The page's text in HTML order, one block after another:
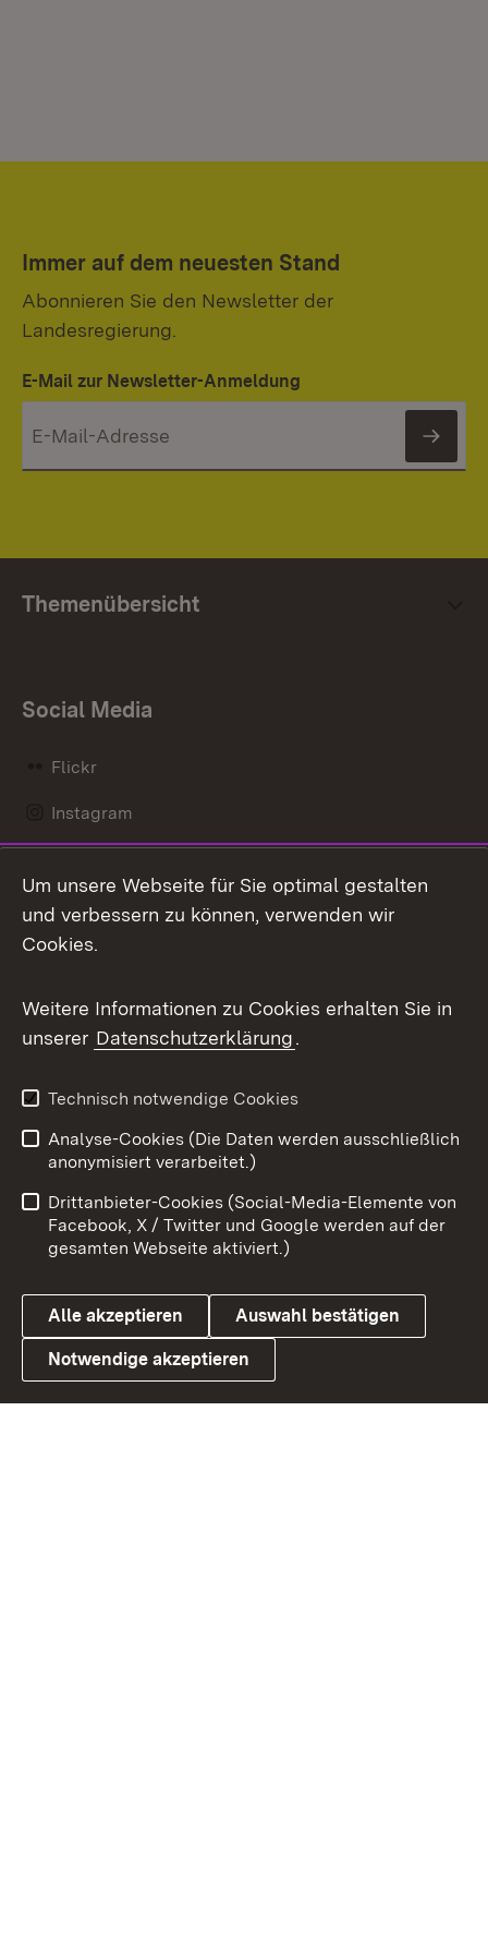
Immer auf dem neuesten Stand
Abonnieren Sie den Newsletter der
Landesregierung.
E-Mail zur Newsletter-Anmeldung
Themenübersicht
Social Media
Flickr
Instagram
Mastodon
Messenger
Social Wall
X / Twitter
Youtube
Link zum Landesportal
Benutzungshinweise
Barrierefreiheit
Datenschutz
Cookies
Um unsere Webseite für Sie optimal gestalten
und verbessern zu können, verwenden wir
Cookies.
Weitere Informationen zu Cookies erhalten Sie in
unserer Datenschutzerklärung.
Technisch notwendige Cookies
Analyse-Cookies (Die Daten werden ausschließlich
anonymisiert verarbeitet.)
Drittanbieter-Cookies (Social-Media-Elemente von
Facebook, X / Twitter und Google werden auf der
gesamten Webseite aktiviert.)
Alle akzeptieren Auswahl bestätigen
Notwendige akzeptieren